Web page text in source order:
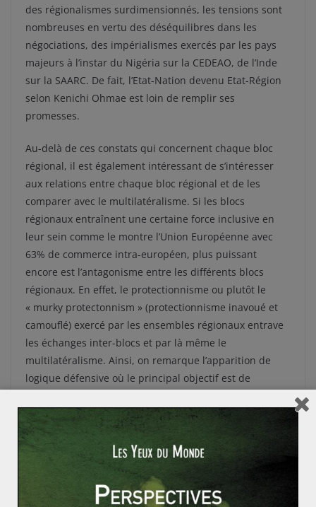
des régionalismes surdimensionnés, les tensions sont
nombreuses en vertu des déséquilibres dans les
négociations, des impérialismes exercés par les pays
majeurs à l’instar du Nigéria sur la CEDEAO, de l’Inde
sur la SAARC. De fait, l’Etat-Nation devenu Etat-Région
selon Kenichi Ohmae est loin de remplir ses
promesses.
Au-delà de ces constats qui concernent chaque bloc
régional, il est également intéressant de s’intéresser
aux relations entre chaque bloc régional et de les
comparer avec le multilatéralisme. Si les blocs
régionaux entraînent une certaine force inclusive en
leur sein comme le montre l’Union Européenne avec
63% de commerce intra-européen, plus puissant
encore est l’antagonisme entre les différents blocs
régionaux. En effet, le protectionnisme ou plutôt le
« murky protectonnism » (protectionnisme inavoué et
camouflé) exercé par les ensembles régionaux entrave
les échanges inter-blocs et par là même le
multilatéralisme. Ainsi, on remarque l’apparition de
logique défensive où le principal objectif est de
régionaux forment des détournements de trafic en
raison, par exemple, des subventions permettant
l’établissement de prix attractifs pour les pays
membres. Pour conséquence, l’intégration régionale
semble défavorable aux pays situés en fin de processus
de distribution puisqu’ils subissent ces détournements